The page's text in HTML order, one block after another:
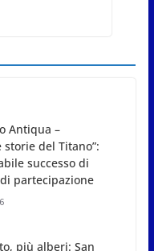
più alberi: San
sulla
per
caldo e rischio